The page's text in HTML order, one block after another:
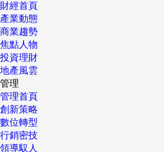
財經首頁
產業動態
商業趨勢
焦點人物
投資理財
地產風雲
管理
管理首頁
創新策略
數位轉型
行銷密技
領導馭人